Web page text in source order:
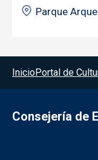
Parque
Menú del pie
InicioPortal de
Consejería de